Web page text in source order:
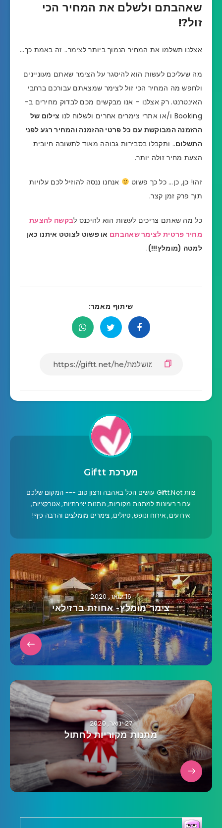
שאהבתם ולשלם את המחיר הכי
זול?!
אצלנו תשלמו את המחיר הנמוך ביותר לצימר.. זה באמת כך…
מה שעליכם לעשות הוא להיסגר על הצימר שאתם מעוניינים
ולחפש מה המחיר הכי זול לצימר שמצאתם עבורכם ברחבי
האינטרנט. רק אצלנו – אנו מבקשים מכם לבדוק מחירים ב-
Booking ו/או אתרי צימרים אחרים ולשלוח לנו
צילום של
ההזמנה המבוקשת עם כל פרטי ההזמנה והמחיר רגע לפני
התשלום.. ותקבלו בסבירות גבוהה מאוד לתשובה חיובית
הצעת מחיר זולה יותר.
זהו! כן, כן… כל כך פשוט
אנחנו ננסה להוזיל לכם עלויות
תוך פרק זמן קצר.
כל מה שאתם צריכים לעשות הוא להיכנס לבקשה להצעת
מחיר פרטית לצימר שאהבתם או פשוט לצוטט איתנו כאן
למטה (מומלץ!!!).
שיתוף מאמר:
מערכת Giftt
צוות Giftt.Net עושים הכל באהבה ורצון טוב --- המקום שלכם
עבור רעיונות למתנות מקוריות, מתנות יצירתיות, אטרקציות,
אירועים, אירוח ונופש, טיולים, צימרים מומלצים והרבה כיף!
16 ינואר, 2020
צימר מומלץ- אחוזת ברזילאי
27 ינואר, 2020
מתנות מקוריות לחתול